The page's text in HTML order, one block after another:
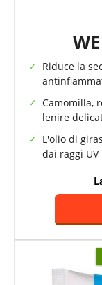
Riduce la
Camomilla,
lenire
L'olio di
dai raggi UV